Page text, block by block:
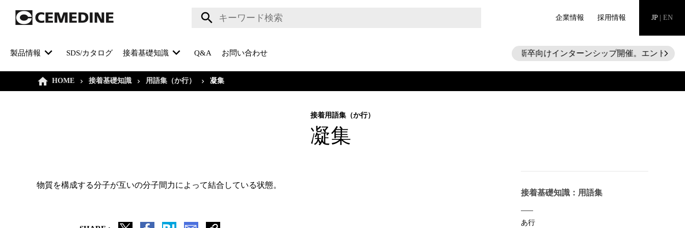
企業情報 採用情報 JP EN
製品情報 SDS/カタログ 接着基礎知識 Q&A お問い合わせ 28新卒向けインターンシップ開催。エントリー
arrow_forward_ios
HOME 接着基礎知識 用語集（か行） 凝集
接着用語集（か行）
凝集
物質を構成する分子が互いの分子間力によって結合している状態。
接着基礎知識：用語集
あ行